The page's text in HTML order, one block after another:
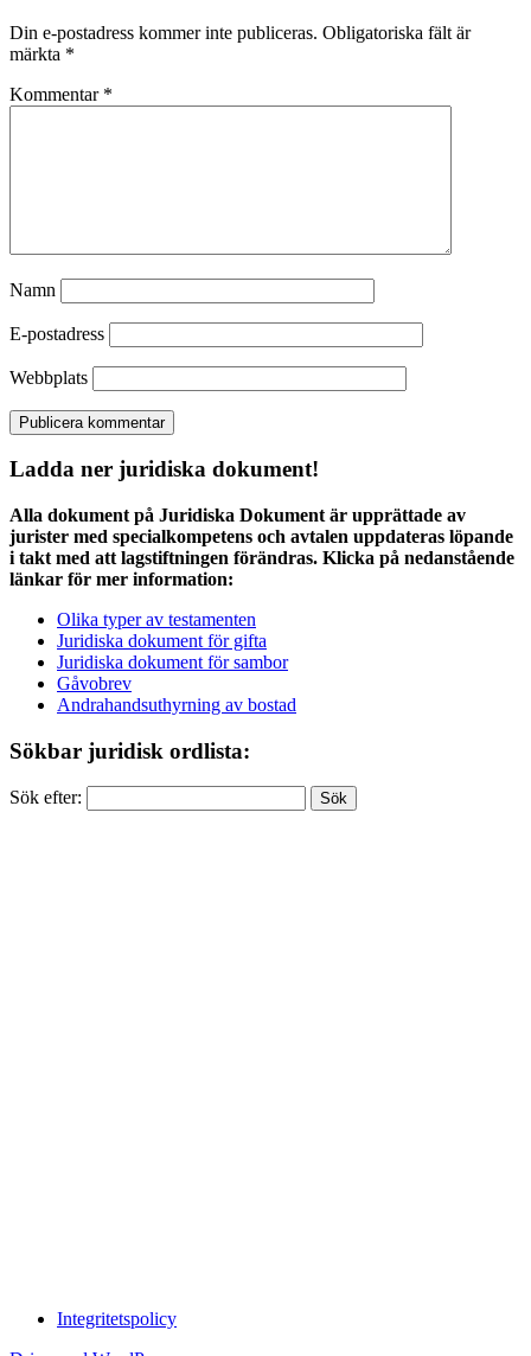
Din e-postadress kommer inte publiceras. Obligatoriska fält är
märkta *
Kommentar *
Namn
E-postadress
Webbplats
Ladda ner juridiska dokument!
Alla dokument på Juridiska Dokument är upprättade av
jurister med specialkompetens och avtalen uppdateras löpande
i takt med att lagstiftningen förändras. Klicka på nedanstående
länkar för mer information:
Olika typer av testamenten
Juridiska dokument för gifta
Juridiska dokument för sambor
Gåvobrev
Andrahandsuthyrning av bostad
Sökbar juridisk ordlista:
Sök efter:
Integritetspolicy